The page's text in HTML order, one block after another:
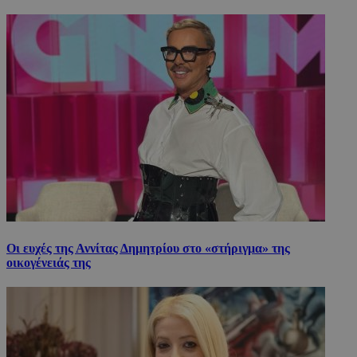
Οι ευχές της Αννίτας Δημητρίου στο «στήριγμα» της
οικογένειάς της